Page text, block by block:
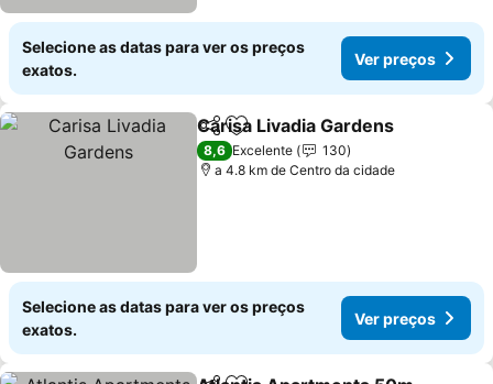
Selecione as datas para ver os preços
exatos.
Ver preços
PartilharAdicionar aos favoritos
Carisa Livadia Gardens
8,6 Excelente
130
a 4.8 km de Centro da cidade
Selecione as datas para ver os preços
exatos.
Ver preços